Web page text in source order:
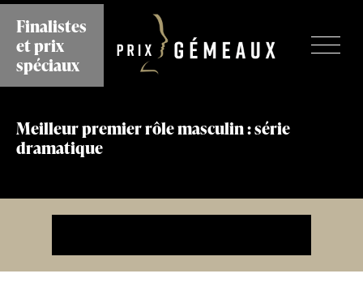
Aller
contenu
principal
Finalistes
et prix
spéciaux
Meilleur premier rôle masculin : série
dramatique